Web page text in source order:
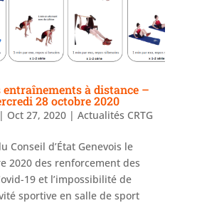
à distance –
28 octobre 2020
Oct 27, 2020| Actualités CRTG
Conseil d’État Genevois le
2020 des renforcement des
19 et l’impossibilité de
sportive en salle de sport